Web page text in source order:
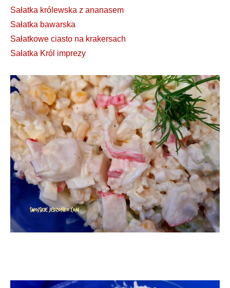
Sałatka królewska z ananasem
Sałatka bawarska
Sałatkowe ciasto na krakersach
Sałatka Król imprezy